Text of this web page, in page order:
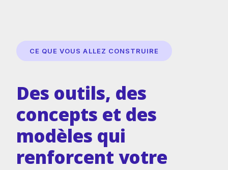
CE QUE VOUS ALLEZ CONSTRUIRE
Des outils, des
concepts et des
modèles qui
renforcent votre